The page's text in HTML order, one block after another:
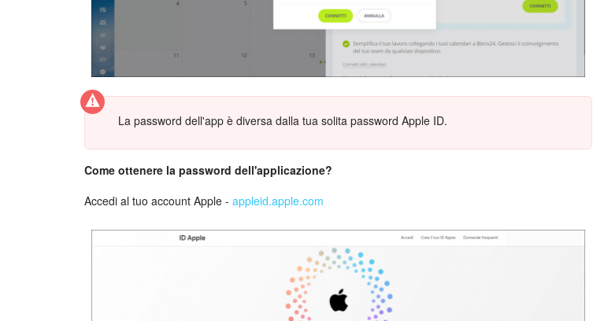
La password dell'app è diversa dalla tua solita password Apple ID.
Come ottenere la password dell'applicazione?
Accedi al tuo account Apple - appleid.apple.com